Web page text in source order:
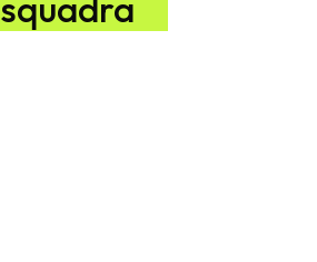
squadra